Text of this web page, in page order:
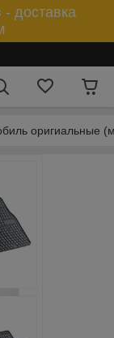
доставка
оригиальные